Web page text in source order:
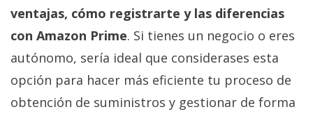
ventajas, cómo registrarte y las diferencias
con Amazon Prime. Si tienes un negocio o eres
autónomo, sería ideal que considerases esta
opción para hacer más eficiente tu proceso de
obtención de suministros y gestionar de forma